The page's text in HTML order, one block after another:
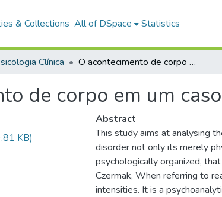
& Collections All of DSpace Statistics
Clínica O acontecimento de corpo em um caso de síndrome de pânico
de corpo em um
KB)
Abstract
This study aims at analysing
disorder not only its merely
psychologically organized,
Czermak, When referring to
intensities. It is a